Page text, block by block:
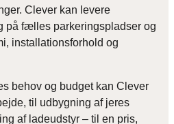
Clever kan levere
på fælles parkeringspladser og
installationsforhold og
behov og budget kan Clever
til udbygning af jeres
af ladeudstyr – til en pris,